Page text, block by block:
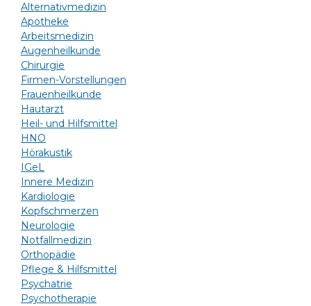
Alternativmedizin
Apotheke
Arbeitsmedizin
Augenheilkunde
Chirurgie
Firmen-Vorstellungen
Frauenheilkunde
Hautarzt
Heil- und Hilfsmittel
HNO
Hörakustik
IGeL
Innere Medizin
Kardiologie
Kopfschmerzen
Neurologie
Notfallmedizin
Orthopädie
Pflege & Hilfsmittel
Psychatrie
Psychotherapie